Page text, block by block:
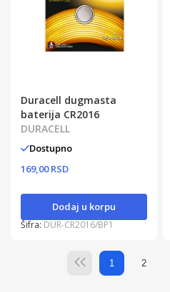
Duracell dugmasta
baterija CR2016
DURACELL
Dostupno
169,00 RSD
Dodaj u korpu
Šifra: DUR-CR2016/BP1
1 2